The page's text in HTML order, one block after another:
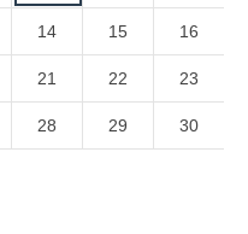
14 15 16
21 22 23
28 29 30